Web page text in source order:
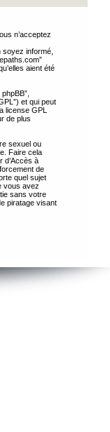
n’acceptez
informé,
aient été
et qui peut
license GPL
de plus
sexuel ou
Faire cela
d’Accès à
de
quel sujet
vous avez
sans votre
piratage visant